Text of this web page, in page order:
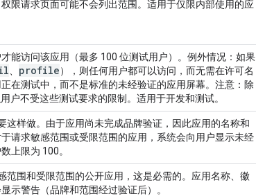
限请求页面可能不会列出范围。适用于仅限内部使用的应
能访问该应用（最多 100 位测试用户）。例外情况：如果
profile），则任何用户都可以访问，而无需在许可名
在测试中，而不是标准的未经验证的应用屏幕。注意：除
户不受这些测试要求的限制。适用于开发和测试。
这样做。 由于应用尚未完成品牌验证，因此应用的名称和
请求敏感范围或受限范围的应用，系统会向用户显示未经
上限为 100。
范围和受限范围的公开应用，这是必需的。应用名称、徽
示警告（品牌和范围经过验证后）。